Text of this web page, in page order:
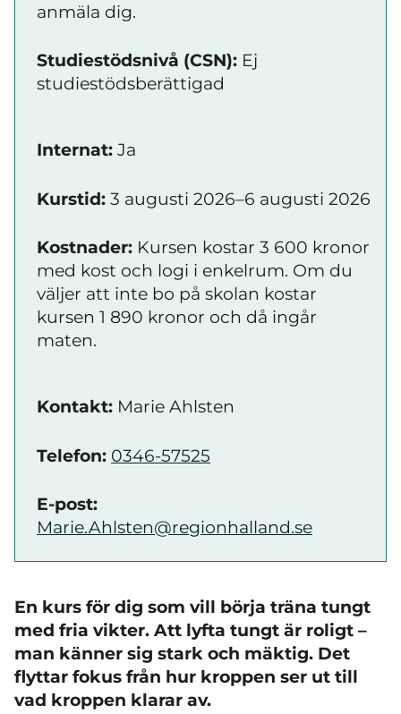
anmäla dig.
Studiestödsnivå (CSN): Ej
studiestödsberättigad
Internat: Ja
Kurstid: 3 augusti 2026–6 augusti 2026
Kostnader: Kursen kostar 3 600 kronor
med kost och logi i enkelrum. Om du
väljer att inte bo på skolan kostar
kursen 1 890 kronor och då ingår
maten.
Kontakt: Marie Ahlsten
Telefon: 0346-57525
E-post:
Marie.Ahlsten@regionhalland.se
En kurs för dig som vill börja träna tungt
med fria vikter. Att lyfta tungt är roligt –
man känner sig stark och mäktig. Det
flyttar fokus från hur kroppen ser ut till
vad kroppen klarar av.